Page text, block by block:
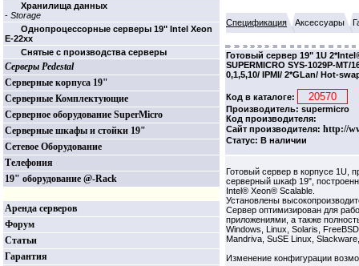
Хранилища данных
- Storage
Однопроцессорные cерверы 19" Intel Xeon
E-22xx
Cнятые с производства серверы
Серверы Pedestal
Серверные корпуса 19"
Серверные Комплектующие
Серверное оборудование SuperMicro
Серверные шкафы и стойки 19"
Сетевое Оборудование
Телефония
19" оборудование @-Rack
Аренда серверов
Форум
Статьи
Гарантия
Спецификация Аксессуары
Готовый сервер 19" 1U
SUPERMICRO SYS-1029P-MT/
0,1,5,10/ IPMI/ 2*GLan/ Hot-
Код в каталоге:
Производитель: supermicro
Код производителя:
Сайт производителя: http://
Статус: В наличии
Готовый сервер в корпусе 1U,
cерверный шкаф 19",
Intel® Xeon® Scalable.
Установлены
Сервер оптимизирован для
приложениями, а также
Windows, Linux, Solaris,
Mandriva, SuSE Linux,
Изменение конфигурации